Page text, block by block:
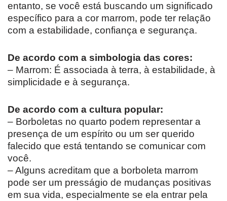
entanto, se você está buscando um significado
específico para a cor marrom, pode ter relação
com a estabilidade, confiança e segurança.
De acordo com a simbologia das cores:
– Marrom: É associada à terra, à estabilidade, à
simplicidade e à segurança.
De acordo com a cultura popular:
– Borboletas no quarto podem representar a
presença de um espírito ou um ser querido
falecido que está tentando se comunicar com
você.
– Alguns acreditam que a borboleta marrom
pode ser um presságio de mudanças positivas
em sua vida, especialmente se ela entrar pela